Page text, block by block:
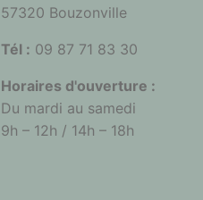
57320 Bouzonville
Tél : 09 87 71 83 30
Horaires d'ouverture :
Du mardi au samedi
9h – 12h / 14h – 18h